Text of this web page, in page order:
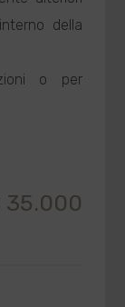
della
o per
35.000